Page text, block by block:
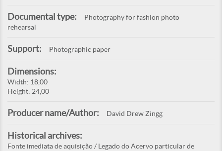
Documental type:
Photography for fashion photo
rehearsal
Support: Photographic paper
Dimensions:
Width: 18,00
Height: 24,00
Producer name/Author: David Drew Zingg
Historical archives:
Fonte imediata de aquisição / Legado do Acervo particular de